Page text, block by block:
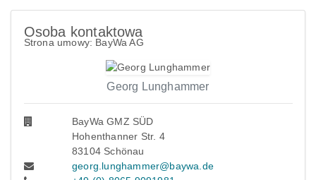
Osoba kontaktowa
Strona umowy: BayWa AG
Georg Lunghammer
BayWa GMZ SÜD
Hohenthanner Str. 4
83104 Schönau
georg.lunghammer@baywa.de